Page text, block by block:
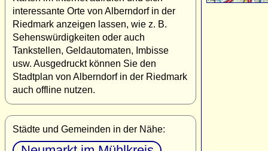
interessante Orte von Alberndorf in der
Riedmark anzeigen lassen, wie z. B.
Sehenswürdigkeiten oder auch
Tankstellen, Geldautomaten, Imbisse
usw. Ausgedruckt können Sie den
Stadtplan von Alberndorf in der Riedmark
auch offline nutzen.
Städte und Gemeinden in der Nähe: